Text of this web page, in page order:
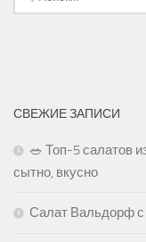
СВЕЖИЕ ЗАПИСИ
🥗 Топ-5 салатов
сытно, вкусно
Салат Вальдорф с